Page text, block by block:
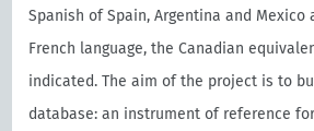
Spanish of Spain, Argentina and Mexico
French language, the Canadian
indicated. The aim of the project is to
database: an instrument of reference